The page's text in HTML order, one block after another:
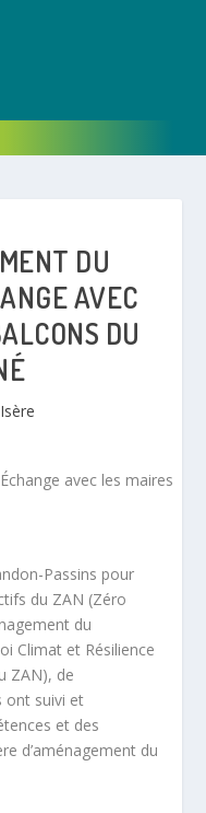
DU
AVEC
DU
Passins pour
du ZAN (Zéro
du
Climat et Résilience
ZAN), de
ont suivi et
et des
d’aménagement du